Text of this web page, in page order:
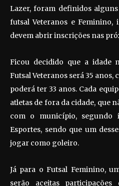
Lazer, foram definidos
futsal Veteranos e Feminino,
devem abrir inscrições nas
Ficou decidido que a idade
Futsal Veteranos será 35 anos,
poderá ter 33 anos. Cada
atletas de fora da cidade, que
com o município, segundo
Esportes, sendo que um
jogar como goleiro.
Já para o Futsal Feminino,
serão aceitas